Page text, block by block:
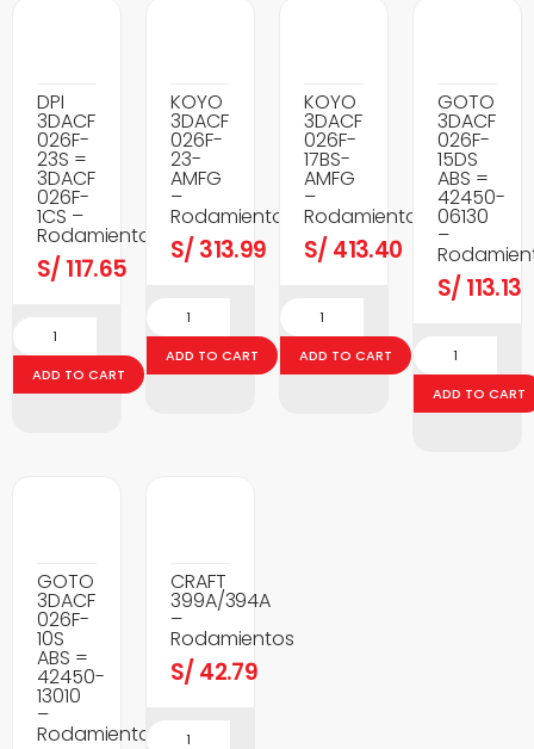
DPI
3DACF
026F-
23S =
3DACF
026F-
1CS –
Rodamientos
S/ 117.65
ADD TO CART
KOYO
3DACF
026F-
23-
AMFG
–
Rodamientos
S/ 313.99
ADD TO CART
KOYO
3DACF
026F-
17BS-
AMFG
–
Rodamientos
S/ 413.40
ADD TO CART
GOTO
3DACF
026F-
15DS
ABS =
42450-
06130
–
S/ 113.13
ADD TO CART
GOTO
3DACF
026F-
10S
ABS =
42450-
13010
–
Rodamientos
CRAFT
399A/394A
–
Rodamientos
S/ 42.79